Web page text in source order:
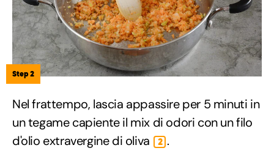
Step 2
Nel frattempo, lascia appassire per 5 minuti in
un tegame capiente il mix di odori con un filo
d'olio extravergine di oliva
2 .